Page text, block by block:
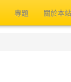
專題 關於本站